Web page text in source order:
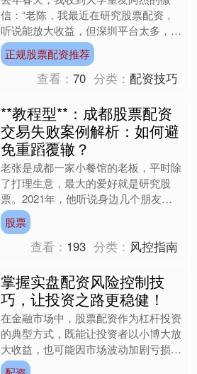
信：“老陈，我最近在研究股票配资，
听说能放大收益，但深圳平台太多，实
在分不清真假，你懂这个吗？”看着屏
幕上的消息，我瞬间想起自己....
正规股票配资推荐
查看：70 分类：配资技巧
**教程型**：成都股票配资
交易失败案例解析：如何避
免重蹈覆辙？
老张是成都一家小餐馆的老板，平时除
了打理生意，最大的爱好就是研究股
票。2021年，他听说身边几个朋友通
过股票配资赚了不少钱，心动之下也决
定试试。他找到一家配资公....
股票
查看： 193 分类： 风控指南
掌握实盘配资风险控制技
巧，让投资之路更稳健！
在金融市场中，股票配资作为杠杆投资
的典型方式，既能让投资者以小博大放
大收益，也可能因市场波动加剧亏损风
险。近年来，随着监管政策的收紧和行